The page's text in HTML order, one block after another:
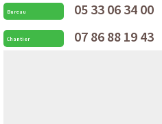
Bureau 05 33 06 34 00
Chantier 07 86 88 19 43